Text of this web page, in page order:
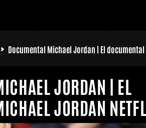
Documental Michael Jordan | El
JORDAN | EL
JORDAN